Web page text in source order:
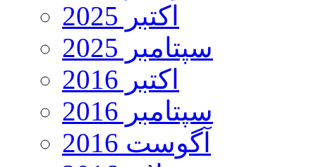
اکتبر 2025
سپتامبر 2025
اکتبر 2016
سپتامبر 2016
آگوست 2016